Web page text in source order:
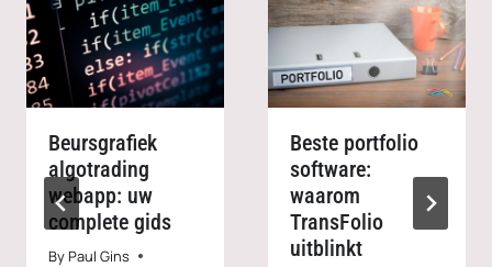
Beursgrafiek
algotrading
webapp: uw
complete gids
ByPaul Gins
Beste portfolio
software:
waarom
TransFolio
uitblinkt